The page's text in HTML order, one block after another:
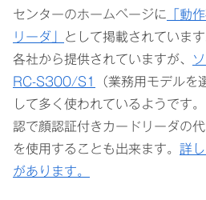
センターのホームページに
「動
リーダ」
として掲載されています
各社から提供されていますが、
RC-S300/S1
（業務用モデルを
して多く使われているようです
認で顔認証付きカードリーダの
を使用することも出来ます。 詳
があります。